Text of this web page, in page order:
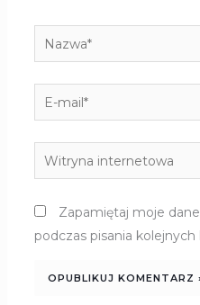
Nazwa*
E-
mail*
Witryna
internetowa
Zapamiętaj moje
podczas pisania